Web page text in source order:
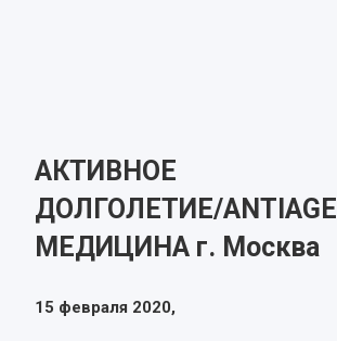
АКТИВНОЕ
ДОЛГОЛЕТИЕ/ANTIAGE
МЕДИЦИНА г. Москва
15 февраля 2020,